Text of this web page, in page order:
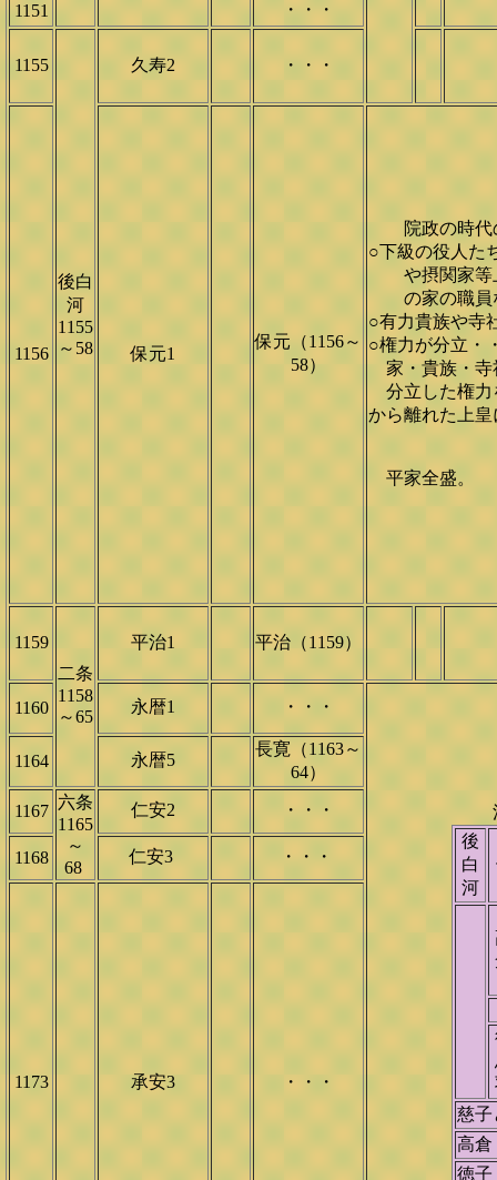
1151 ・・・
1155
後白
河
1155
～58
久寿2 ・・・
1156 保元1
保元（1156～
58）
院政の時代
○下級の役人た
や摂関家等
の家の職員
○有力貴族や寺
○権力が分立・
家・貴族・寺
分立した権力
から離れた上
平家全盛。
1159
二条
1158
～65
平治1 平治（1159）
1160 永暦1 ・・・
後
白
河
慈
高倉
徳
1164 永暦5
長寛（1163～
64）
1167 六条
1165
～
68
仁安2 ・・・
1168 仁安3 ・・・
1173 承安3 ・・・